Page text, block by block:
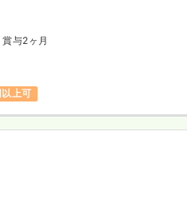
賞与2ヶ月
上可